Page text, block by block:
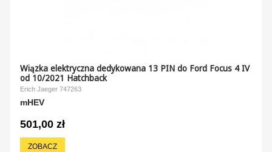
Wiązka elektryczna dedykowana 13 PIN do Ford Focus 4 IV
od 10/2021 Hatchback
Erich Jaeger 747263
mHEV
501,00 zł
ZOBACZ